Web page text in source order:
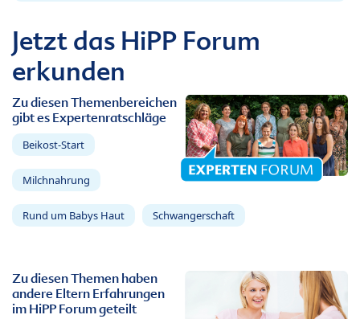
Jetzt das HiPP Forum
erkunden
Zu diesen Themenbereichen
gibt es Expertenratschläge
Beikost-Start
Milchnahrung
Rund um Babys Haut Schwangerschaft
Zu diesen Themen haben
andere Eltern Erfahrungen
im HiPP Forum geteilt